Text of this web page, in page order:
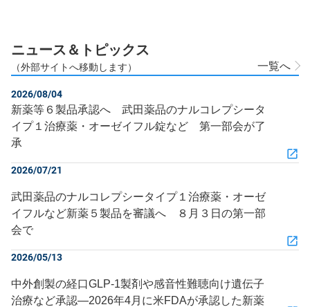
ニュース＆トピックス
（外部サイトへ移動します） 一覧へ
2026/08/04
新薬等６製品承認へ 武田薬品のナルコレプシータ
イプ１治療薬・オーゼイフル錠など 第一部会が了
承
2026/07/21
武田薬品のナルコレプシータイプ１治療薬・オーゼ
イフルなど新薬５製品を審議へ ８月３日の第一部
会で
2026/05/13
中外創製の経口GLP-1製剤や感音性難聴向け遺伝子
治療など承認―2026年4月に米FDAが承認した新薬